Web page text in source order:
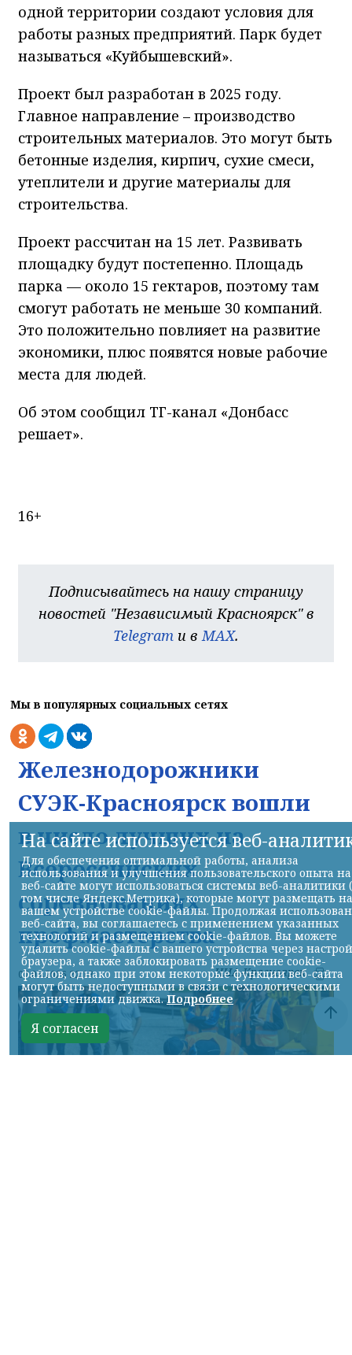
одной территории создают условия для
работы разных предприятий. Парк будет
называться «Куйбышевский».
Проект был разработан в 2025 году.
Главное направление – производство
строительных материалов. Это могут быть
бетонные изделия, кирпич, сухие смеси,
утеплители и другие материалы для
строительства.
Проект рассчитан на 15 лет. Развивать
площадку будут постепенно. Площадь
парка — около 15 гектаров, поэтому там
смогут работать не меньше 30 компаний.
Это положительно повлияет на развитие
экономики, плюс появятся новые рабочие
места для людей.
Об этом сообщил ТГ-канал «Донбасс
решает».
16+
Подписывайтесь на нашу страницу
новостей "Независимый Красноярск" в
Telegram и в MAX.
Мы в популярных социальных сетях
Железнодорожники
СУЭК-Красноярск вошли
в число лучших на
Всероссийских
соревнованиях
профмастерства
07.08.2026 22:13 НИА-Красноярск
На сайте используется веб-
Для обеспечения оптимальной работы, анализа
использования и улучшения пользовательского опыта на
веб-сайте могут использоваться системы веб-аналитики
том числе Яндекс.Метрика), которые могут размещать на
вашем устройстве cookie-файлы. Продолжая
веб-сайта, вы соглашаетесь с применением указанных
технологий и размещением cookie-файлов. Вы можете
удалить cookie-файлы с вашего устройства через
браузера, а также заблокировать размещение cookie-
файлов, однако при этом некоторые функции веб-сайта
могут быть недоступными в связи с технологическими
ограничениями движка.Подробнее
Я согласен